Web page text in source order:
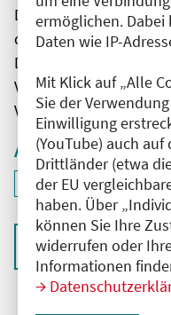
ermöglichen.
Daten wie IP-
Mit Klick auf „Alle
Sie der
Einwilligung
(YouTube) auch
Drittländer (etwa
der EU
haben. Über
können Sie Ihre
widerrufen oder
Informationen
Die hier aufgeführten
den unmittelbar vom
Die Ärztekammer
Verantwortung für den
Veranstalter.
Aktive Filter
Filter
ID: ANT-2406776
deaktivieren
Sortieren nach